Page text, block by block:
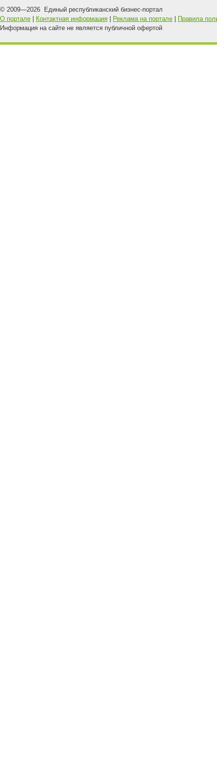
© 2009—2026 Единый республиканский бизнес-портал
О портале
Контактная информация Реклама на портале
Правила
Информация на сайте не является публичной офертой